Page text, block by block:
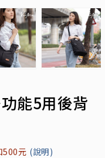
能5用後背
500元 (說明)